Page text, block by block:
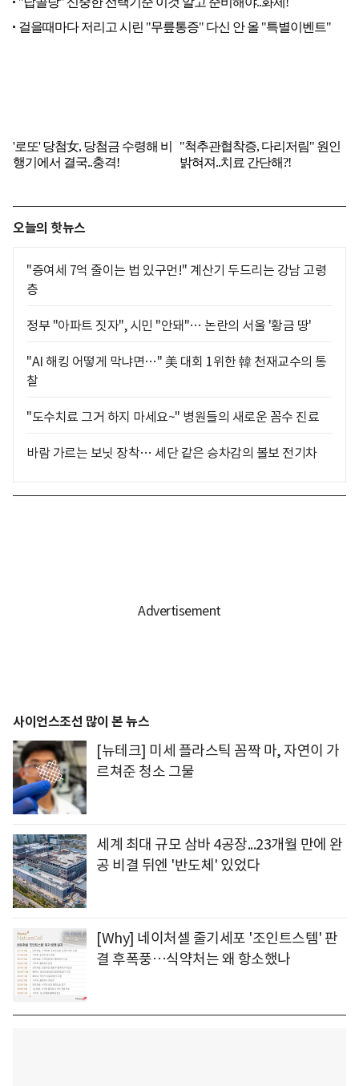
오늘의 핫뉴스
"증여세 7억 줄이는 법 있구먼!" 계산기 두드리는 강남 고령
층
정부 "아파트 짓자", 시민 "안돼"… 논란의 서울 '황금 땅'
"AI 해킹 어떻게 막냐면…" 美 대회 1위한 韓 천재교수의 통
찰
"도수치료 그거 하지 마세요~" 병원들의 새로운 꼼수 진료
바람 가르는 보닛 장착… 세단 같은 승차감의 볼보 전기차
사이언스조선 많이 본 뉴스
[뉴테크] 미세 플라스틱 꼼짝 마, 자연이 가
르쳐준 청소 그물
세계 최대 규모 삼바 4공장...23개월 만에 완
공 비결 뒤엔 '반도체' 있었다
[Why] 네이처셀 줄기세포 '조인트스템' 판
결 후폭풍…식약처는 왜 항소했나